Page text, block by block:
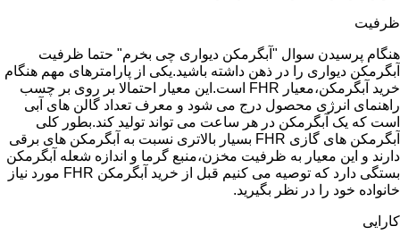
ظرفیت
هنگام پرسیدن سوال "آبگرمکن دیواری چی بخرم" حتما ظرفیت
آبگرمکن دیواری را در ذهن داشته باشید.یکی از پارامترهای مهم هنگام
خرید آبگرمکن،معیار FHR است.این معیار احتمالا بر روی بر چسب
راهنمای انرژی محصول درج می شود و معرف تعداد گالن های آبی
است که یک آبگرمکن در هر ساعت می تواند تولید کند.بطور کلی
آبگرمکن های گازی FHR بسیار بالاتری نسبت به آبگرمکن های برقی
دارند و این معیار به ظرفیت مخزن،منبع گرما و اندازه شعله آبگرمکن
بستگی دارد که توصیه می کنیم قبل از خرید آبگرمکن FHR مورد نیاز
خانواده خود را در نظر بگیرید.
کارایی